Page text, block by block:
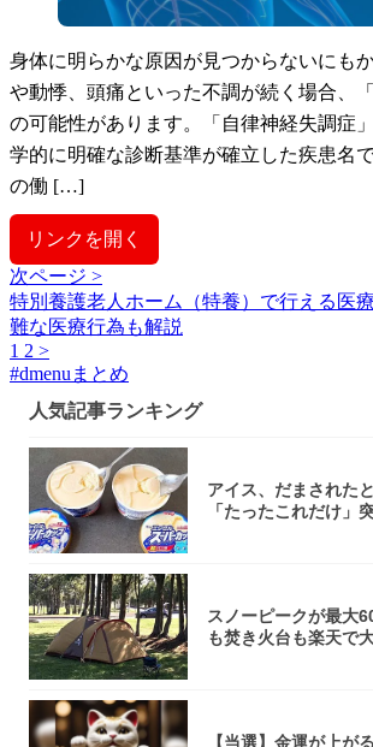
身体に明らかな原因が見つからないにも
や動悸、頭痛といった不調が続く場合、
の可能性があります。「自律神経失調症
学的に明確な診断基準が確立した疾患名
の働 […]
リンクを開く
次ページ >
特別養護老人ホーム（特養）で行える医
難な医療行為も解説
1 2 >
#dmenuまとめ
人気記事ランキング
アイス、だまされた
「たったこれだけ」
スノーピークが最大
も焚き火台も楽天で
【当選】金運が上が